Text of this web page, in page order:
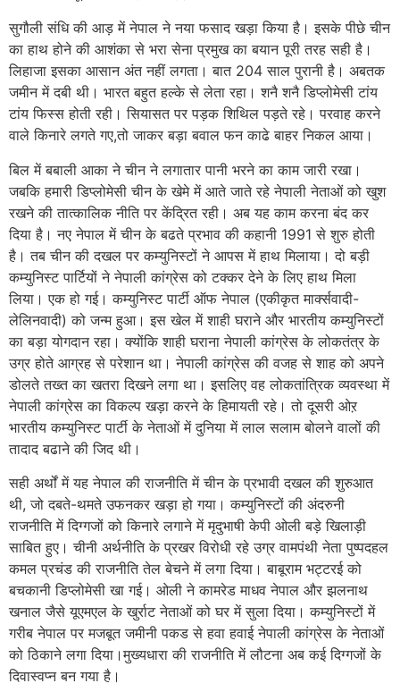
सुगौली संधि की आड़ में नेपाल ने नया फसाद खड़ा किया है। इसके पीछे चीन
का हाथ होने की आशंका से भरा सेना प्रमुख का बयान पूरी तरह सही है।
लिहाजा इसका आसान अंत नहीं लगता। बात 204 साल पुरानी है। अबतक
जमीन में दबी थी। भारत बहुत हल्के से लेता रहा। शनै शनै डिप्लोमेसी टांय
टांय फिस्स होती रही। सियासत पर पड़क शिथिल पड़ते रहे। परवाह करने
वाले किनारे लगते गए,तो जाकर बड़ा बवाल फन काढे बाहर निकल आया।
बिल में बबाली आका ने चीन ने लगातार पानी भरने का काम जारी रखा।
जबकि हमारी डिप्लोमेसी चीन के खेमे में आते जाते रहे नेपाली नेताओं को खुश
रखने की तात्कालिक नीति पर केंद्रित रही। अब यह काम करना बंद कर
दिया है। नए नेपाल में चीन के बढते प्रभाव की कहानी 1991 से शुरु होती
है। तब चीन की दखल पर कम्युनिस्टों ने आपस में हाथ मिलाया। दो बड़ी
कम्युनिस्ट पार्टियों ने नेपाली कांग्रेस को टक्कर देने के लिए हाथ मिला
लिया। एक हो गई। कम्युनिस्ट पार्टी ऑफ नेपाल (एकीकृत मार्क्सवादी-
लेलिनवादी) को जन्म हुआ। इस खेल में शाही घराने और भारतीय कम्युनिस्टों
का बड़ा योगदान रहा। क्योंकि शाही घराना नेपाली कांग्रेस के लोकतंत्र के
उग्र होते आग्रह से परेशान था। नेपाली कांग्रेस की वजह से शाह को अपने
डोलते तख्त का खतरा दिखने लगा था। इसलिए वह लोकतांत्रिक व्यवस्था में
नेपाली कांग्रेस का विकल्प खड़ा करने के हिमायती रहे। तो दूसरी ओऱ
भारतीय कम्युनिस्ट पार्टी के नेताओं में दुनिया में लाल सलाम बोलने वालों की
तादाद बढाने की जिद थी।
सही अर्थों में यह नेपाल की राजनीति में चीन के प्रभावी दखल की शुरुआत
थी, जो दबते-थमते उफनकर खड़ा हो गया। कम्युनिस्टों की अंदरुनी
राजनीति में दिग्गजों को किनारे लगाने में मृदुभाषी केपी ओली बड़े खिलाड़ी
साबित हुए। चीनी अर्थनीति के प्रखर विरोधी रहे उग्र वामपंथी नेता पुष्पदहल
कमल प्रचंड की राजनीति तेल बेचने में लगा दिया। बाबूराम भट्टरई को
बचकानी डिप्लोमेसी खा गई। ओली ने कामरेड माधव नेपाल और झलनाथ
खनाल जैसे यूएमएल के खुर्राट नेताओं को घर में सुला दिया। कम्युनिस्टों में
गरीब नेपाल पर मजबूत जमीनी पकड से हवा हवाई नेपाली कांग्रेस के नेताओं
को ठिकाने लगा दिया।मुख्यधारा की राजनीति में लौटना अब कई दिग्गजों के
दिवास्वप्न बन गया है।